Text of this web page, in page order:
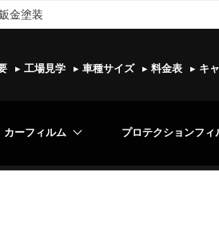
金塗装
▸ 工場見学 ▸ 車種サイズ ▸ 料金表 ▸ キ
カーフィルム プロテクションフィ